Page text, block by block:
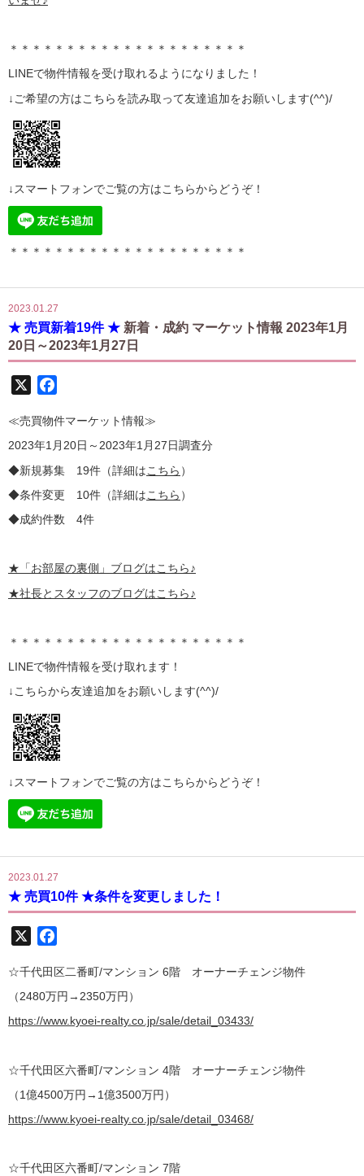
＊＊＊＊＊＊＊＊＊＊＊＊＊＊＊＊＊＊＊＊＊
LINEで物件情報を受け取れるようになりました！
↓ご希望の方はこちらを読み取って友達追加をお願いします(^^)/
↓スマートフォンでご覧の方はこちらからどうぞ！
＊＊＊＊＊＊＊＊＊＊＊＊＊＊＊＊＊＊＊＊＊
2023.01.27
★ 売買新着19件 ★ 新着・成約 マーケット情報 2023年1月
20日～2023年1月27日
≪売買物件マーケット情報≫
2023年1月20日～2023年1月27日調査分
◆新規募集 19件（詳細はこちら ）
◆条件変更 10件（詳細はこちら ）
◆成約件数 4件
★ 「お部屋の裏側」 ブログはこちら♪
★社長とスタッフのブログはこちら♪
＊＊＊＊＊＊＊＊＊＊＊＊＊＊＊＊＊＊＊＊＊
LINEで物件情報を受け取れます！
↓こちらから友達追加をお願いします(^^)/
↓スマートフォンでご覧の方はこちらからどうぞ！
2023.01.27
★ 売買10件 ★条件を変更しました！
☆千代田区二番町/マンション 6階 オーナーチェンジ物件
（2480万円→2350万円）
https://www.kyoei-realty.co.jp/sale/detail_03433/
☆千代田区六番町/マンション 4階 オーナーチェンジ物件
（1億4500万円→1億3500万円）
https://www.kyoei-realty.co.jp/sale/detail_03468/
☆千代田区六番町/マンション 7階